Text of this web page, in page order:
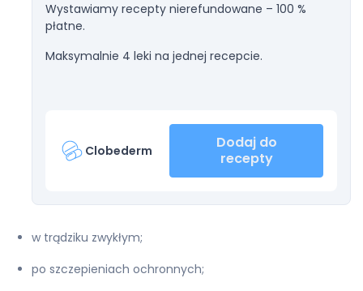
Wystawiamy recepty nierefundowane – 100 %
płatne.
Maksymalnie 4 leki na jednej recepcie.
Clobederm
Dodaj do
recepty
w trądziku zwykłym;
po szczepieniach ochronnych;